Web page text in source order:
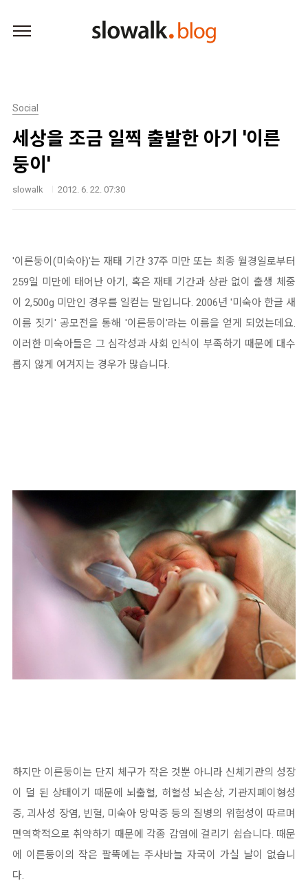
Social
세상을 조금 일찍 출발한 아기 '이른
둥이'
slowalk 2012. 6. 22. 07:30
'이른둥이(미숙아)'는 재태 기간 37주 미만 또는 최종 월경일로부터
259일 미만에 태어난 아기, 혹은 재태 기간과 상관 없이 출생 체중
이 2,500g 미만인 경우를 일컫는 말입니다. 2006년 '미숙아 한글 새
이름 짓기' 공모전을 통해 '이른둥이'라는 이름을 얻게 되었는데요.
이러한 미숙아들은 그 심각성과 사회 인식이 부족하기 때문에 대수
롭지 않게 여겨지는 경우가 많습니다.
하지만 이른둥이는 단지 체구가 작은 것뿐 아니라 신체기관의 성장
이 덜 된 상태이기 때문에 뇌출혈, 허혈성 뇌손상, 기관지폐이형성
증, 괴사성 장염, 빈혈, 미숙아 망막증 등의 질병의 위험성이 따르며
면역학적으로 취약하기 때문에 각종 감염에 걸리기 쉽습니다. 때문
에 이른둥이의 작은 팔뚝에는 주사바늘 자국이 가실 날이 없습니
다.